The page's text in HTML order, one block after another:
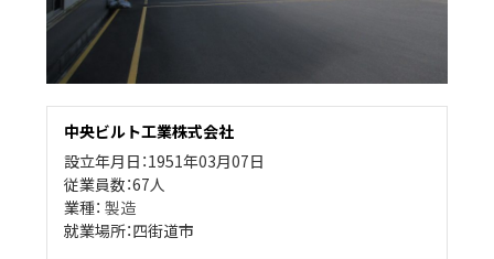
中央ビルト工業株式会社
設立年月日：1951年03月07日
従業員数：67人
業種：製造
就業場所：四街道市